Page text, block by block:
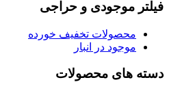
فیلتر موجودی و حراجی
محصولات تخفیف خورده
موجود در انبار
دسته های محصولات